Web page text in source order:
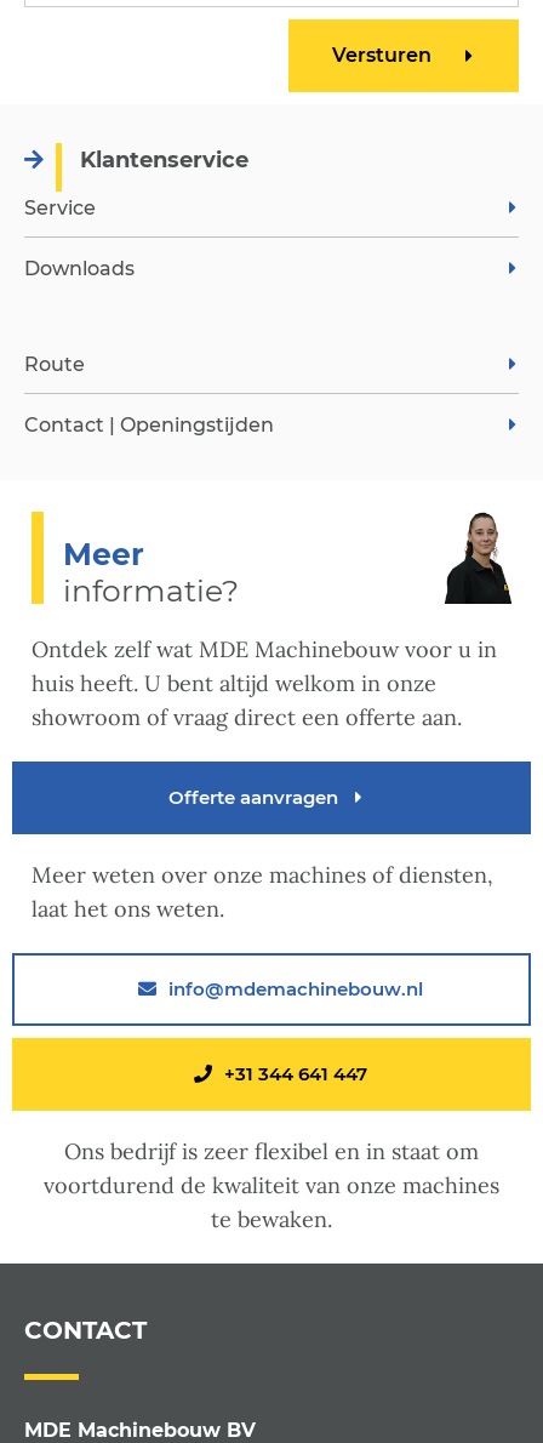
Klantenservice
Service
Downloads
Route
Contact | Openingstijden
Meer
informatie?
Ontdek zelf wat MDE Machinebouw voor u in
huis heeft. U bent altijd welkom in onze
showroom of vraag direct een offerte aan.
Offerte aanvragen
Meer weten over onze machines of diensten,
laat het ons weten.
info@mdemachinebouw.nl
+31 344 641 447
Ons bedrijf is zeer flexibel en in staat om
voortdurend de kwaliteit van onze machines
te bewaken.
CONTACT
MDE Machinebouw BV